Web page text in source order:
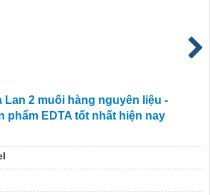
Lan 2 muối hàng nguyên liệu -
phẩm EDTA tốt nhất hiện nay